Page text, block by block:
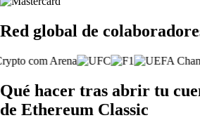
Red global de
Qué hacer tras abrir tu
de Ethereum Classic